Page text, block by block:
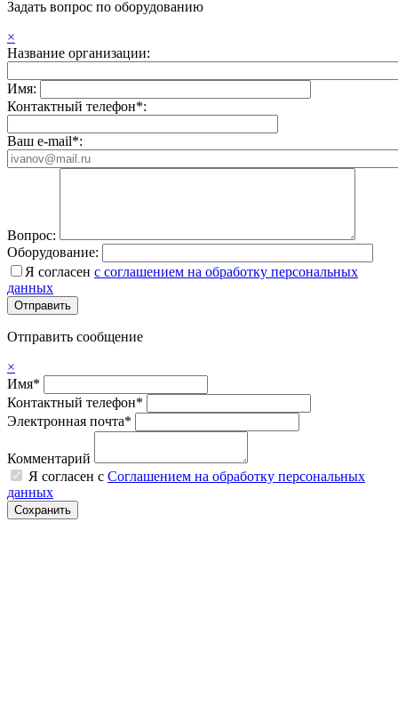
Задать вопрос по оборудованию
×
Название организации:
Имя:
Контактный телефон*:
Ваш e-mail*:
Вопрос:
Оборудование:
Я согласен с соглашением на обработку персональных
данных
Отправить сообщение
×
Имя*
Контактный телефон*
Электронная почта*
Комментарий
Я согласен с Соглашением на обработку персональных
данных